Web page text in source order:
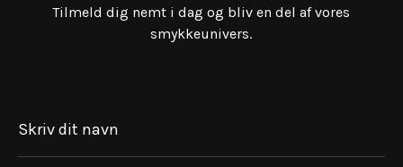
Tilmeld dig nemt i dag og bliv en del af vores
smykkeunivers.
Skriv dit navn